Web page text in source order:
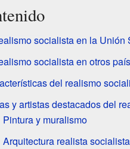
socialista en la Unión
socialista en otros
del realismo
y artistas destacados del
Pintura y muralismo
Arquitectura realista socialista